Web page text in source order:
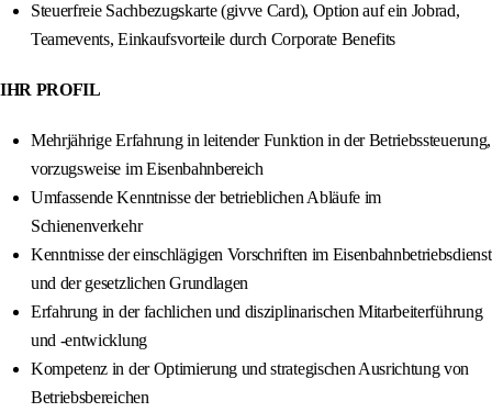
Steuerfreie Sachbezugskarte (givve Card), Option auf ein Jobrad,
Teamevents, Einkaufsvorteile durch Corporate Benefits
IHR PROFIL
Mehrjährige Erfahrung in leitender Funktion in der Betriebssteuerung,
vorzugsweise im Eisenbahnbereich
Umfassende Kenntnisse der betrieblichen Abläufe im
Schienenverkehr
Kenntnisse der einschlägigen Vorschriften im Eisenbahnbetriebsdienst
und der gesetzlichen Grundlagen
Erfahrung in der fachlichen und disziplinarischen Mitarbeiterführung
und -entwicklung
Kompetenz in der Optimierung und strategischen Ausrichtung von
Betriebsbereichen